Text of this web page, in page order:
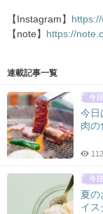
【Instagram】
【note】
https://
連載記事一覧
今日
肉の
夏の
イス